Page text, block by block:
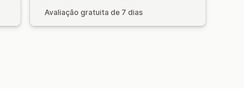
Avaliação gratuita de 7 dias